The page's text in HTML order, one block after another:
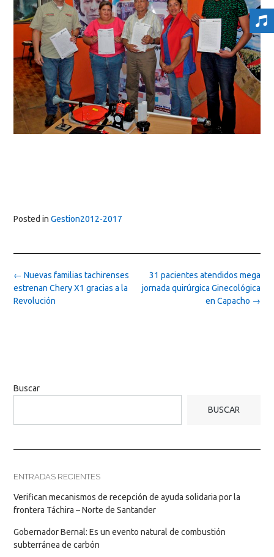
Posted in Gestion2012-2017
Post
navigation
31 pacientes atendidos mega
jornada quirúrgica Ginecológica
en Capacho →
← Nuevas familias tachirenses
estrenan Chery X1 gracias a la
Revolución
Buscar
BUSCAR
ENTRADAS RECIENTES
Verifican mecanismos de recepción de ayuda solidaria por la
frontera Táchira – Norte de Santander
Gobernador Bernal: Es un evento natural de combustión
subterránea de carbón